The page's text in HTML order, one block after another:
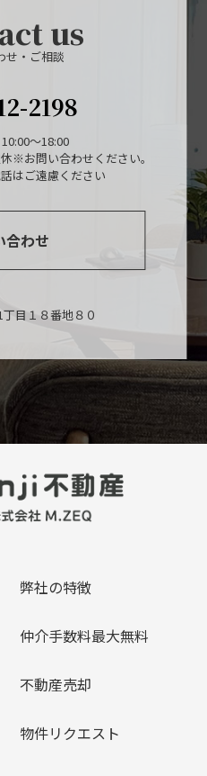
us
せ・ご相談
2198
～18:00
※お問い合わせください。
はご遠慮ください
合わせ
目１８番地８０
弊社の特徴
仲介手数料最大無料
不動産売却
物件リクエスト